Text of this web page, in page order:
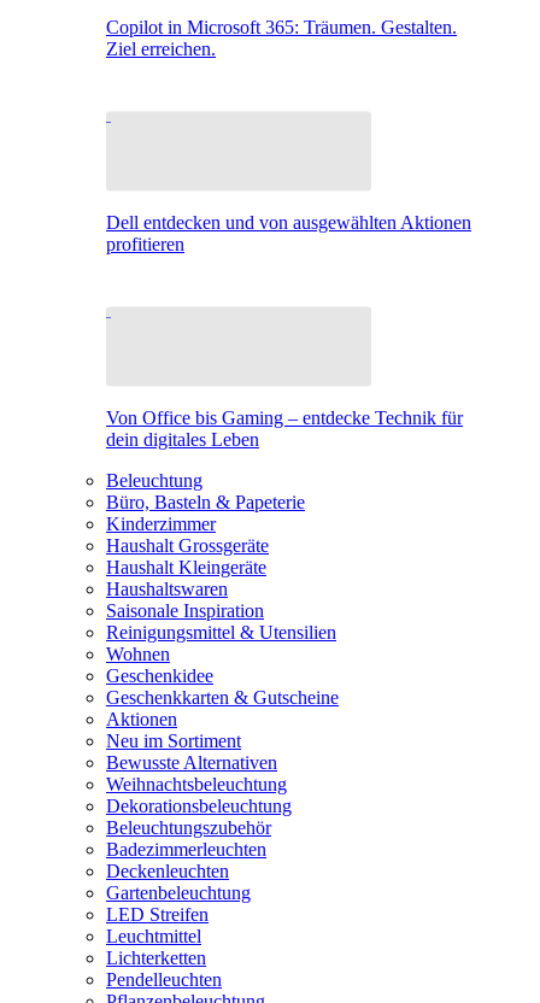
Copilot in Microsoft 365: Träumen. Gestalten.
Ziel erreichen.
Dell entdecken und von ausgewählten Aktionen
profitieren
Von Office bis Gaming – entdecke Technik für
dein digitales Leben
Beleuchtung
Büro, Basteln & Papeterie
Kinderzimmer
Haushalt Grossgeräte
Haushalt Kleingeräte
Haushaltswaren
Saisonale Inspiration
Reinigungsmittel & Utensilien
Wohnen
Geschenkidee
Geschenkkarten & Gutscheine
Aktionen
Neu im Sortiment
Bewusste Alternativen
Weihnachtsbeleuchtung
Dekorationsbeleuchtung
Beleuchtungszubehör
Badezimmerleuchten
Deckenleuchten
Gartenbeleuchtung
LED Streifen
Leuchtmittel
Lichterketten
Pendelleuchten